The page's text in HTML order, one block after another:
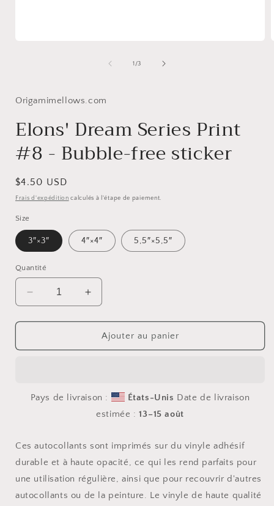
fenêtre
1 /de
3
Origamimellows.com
Elons' Dream Series Print
#8 - Bubble-free sticker
Prix
habituel
$4.50 USD
Frais d'expédition calculés à l'étape de paiement.
Size
3″×3″ 4″×4″ 5,5″×5,5″
Quantité
Réduire
la
quantité
Elons&#39;
#8
sticker
Augmenter
la
quantité
Elons&#39;
#8
sticker
Ajouter au panier
Pays de livraison : États-Unis Date de livraison
estimée :13⁠–15 août
Ces autocollants sont imprimés sur du vinyle adhésif
durable et à haute opacité, ce qui les rend parfaits pour
une utilisation régulière, ainsi que pour recouvrir d'autres
autocollants ou de la peinture. Le vinyle de haute qualité